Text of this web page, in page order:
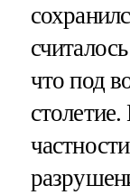
что под